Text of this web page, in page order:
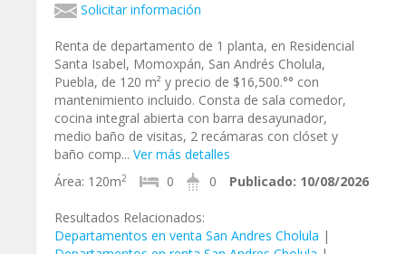
Solicitar información
Renta de departamento de 1 planta, en Residencial
Santa Isabel, Momoxpán, San Andrés Cholula,
Puebla, de 120 m² y precio de $16,500.°° con
mantenimiento incluido. Consta de sala comedor,
cocina integral abierta con barra desayunador,
medio baño de visitas, 2 recámaras con clóset y
baño comp... Ver más detalles
Área: 120m2 0 0 Publicado: 10/08/2026
Resultados Relacionados:
Departamentos en venta San Andres Cholula |